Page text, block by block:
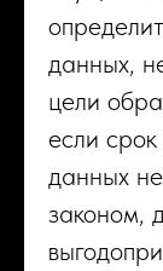
данных,
цели
если
данных
законом,